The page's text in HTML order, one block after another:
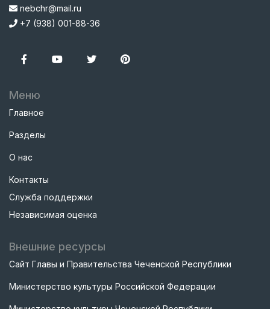
nebchr@mail.ru
+7 (938) 001-88-36
Меню
Главное
Разделы
О нас
Контакты
Служба поддержки
Независимая оценка
Внешние ресурсы
Сайт Главы и Правительства Чеченской Республики
Министерство культуры Российской Федерации